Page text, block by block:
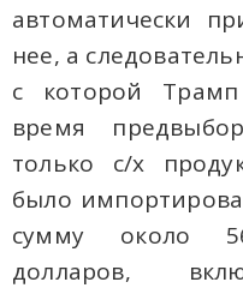
автоматически
нее, а
с которой
время
только с/х
было
сумму около
долларов,